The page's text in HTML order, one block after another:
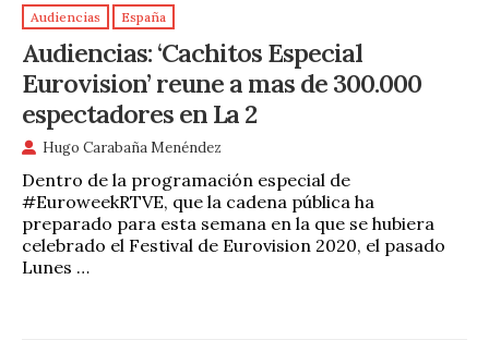
Audiencias España
Audiencias: ‘Cachitos Especial
Eurovision’ reune a mas de 300.000
espectadores en La 2
Hugo Carabaña Menéndez
Dentro de la programación especial de
#EuroweekRTVE, que la cadena pública ha
preparado para esta semana en la que se hubiera
celebrado el Festival de Eurovision 2020, el pasado
Lunes …